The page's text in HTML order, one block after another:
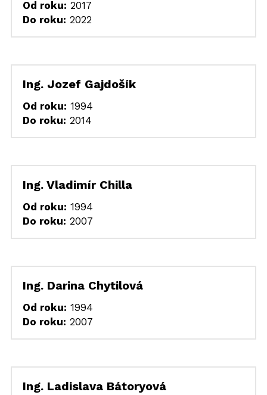
Od roku: 2017
Do roku: 2022
Ing. Jozef Gajdošík
Od roku: 1994
Do roku: 2014
Ing. Vladimír Chilla
Od roku: 1994
Do roku: 2007
Ing. Darina Chytilová
Od roku: 1994
Do roku: 2007
Ing. Ladislava Bátoryová